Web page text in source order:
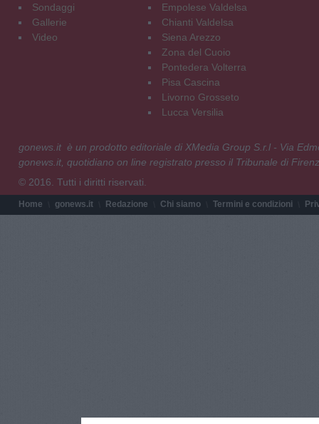
Sondaggi
Gallerie
Video
Empolese Valdelsa
Chianti Valdelsa
Siena Arezzo
Zona del Cuoio
Pontedera Volterra
Pisa Cascina
Livorno Grosseto
Lucca Versilia
gonews.it è un prodotto editoriale di XMedia Group S.r.l - Via
gonews.it, quotidiano on line registrato presso il Tribunale di
© 2016. Tutti i diritti riservati.
Home gonews.it Redazione Chi siamo Termini e condizioni